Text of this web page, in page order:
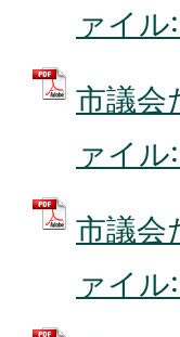
ァイ
市議会
ァイル
市議会
ァイ